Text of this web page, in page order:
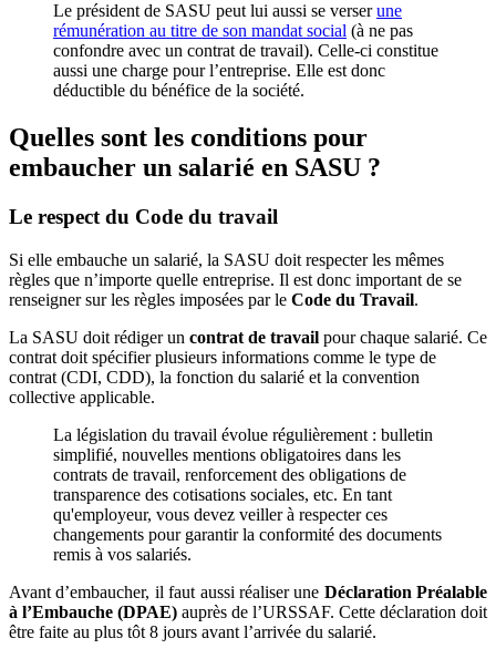
Le président de SASU peut lui aussi se verserune
rémunération au titre de son mandat social (à ne pas
confondre avec un contrat de travail). Celle-ci constitue
aussi une charge pour l’entreprise. Elle est donc
déductible du bénéfice de la société.
Quelles sont les conditions pour
embaucher un salarié en SASU ?
Le respect du Code du travail
Si elle embauche un salarié, la SASU doit respecter les mêmes
règles que n’importe quelle entreprise. Il est donc important de se
renseigner sur les règles imposées par le Code du Travail.
La SASU doit rédiger un contrat de travail pour chaque salarié. Ce
contrat doit spécifier plusieurs informations comme le type de
contrat (CDI, CDD), la fonction du salarié et la convention
collective applicable.
La législation du travail évolue régulièrement : bulletin
simplifié, nouvelles mentions obligatoires dans les
contrats de travail, renforcement des obligations de
transparence des cotisations sociales, etc. En tant
qu'employeur, vous devez veiller à respecter ces
changements pour garantir la conformité des documents
remis à vos salariés.
Avant d’embaucher, il faut aussi réaliser une Déclaration Préalable
à l’Embauche (DPAE) auprès de l’URSSAF. Cette déclaration doit
être faite au plus tôt 8 jours avant l’arrivée du salarié.